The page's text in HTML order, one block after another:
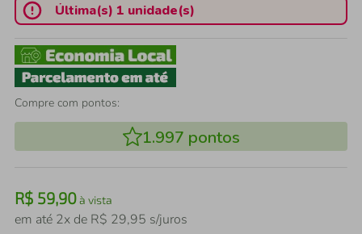
Última(s) 1 unidade(s)
Compre com pontos:
1.997 pontos
R$ 59,90à vista
em até 2x de R$ 29,95 s/juros